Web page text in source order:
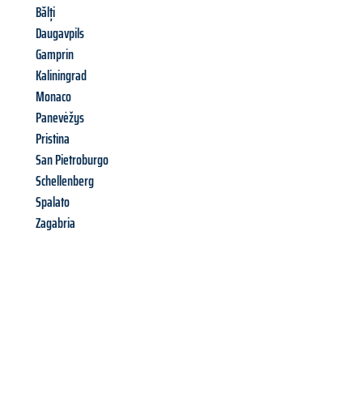
Bălți
Daugavpils
Gamprin
Kaliningrad
Monaco
Panevėžys
Pristina
San Pietroburgo
Schellenberg
Spalato
Zagabria